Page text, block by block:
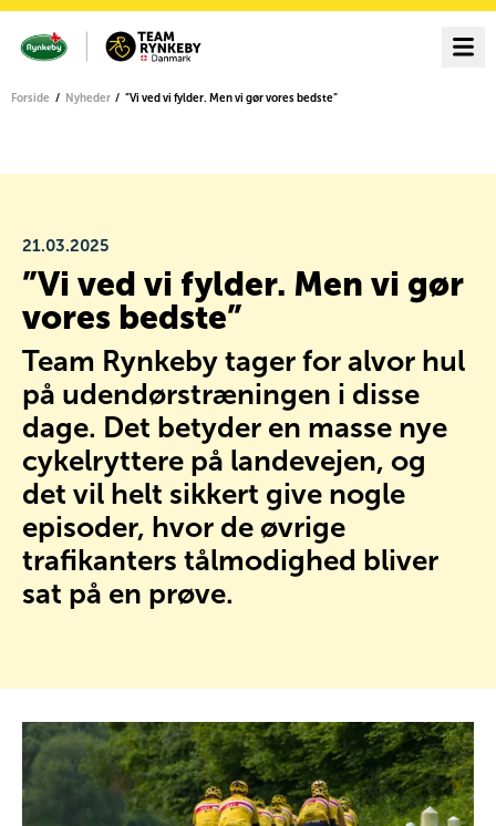
Forside Nyheder ”Vi ved vi fylder. Men vi gør vores bedste”
21.03.2025
”Vi ved vi fylder. Men vi gør
vores bedste”
Team Rynkeby tager for alvor hul
på udendørstræningen i disse
dage. Det betyder en masse nye
cykelryttere på landevejen, og
det vil helt sikkert give nogle
episoder, hvor de øvrige
trafikanters tålmodighed bliver
sat på en prøve.